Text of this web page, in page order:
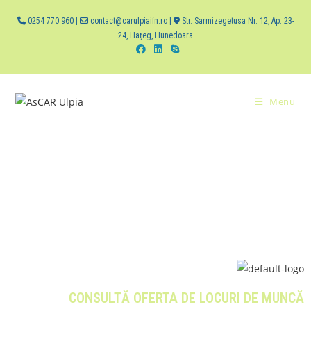
0254 770 960 | contact@carulpiaifn.ro |
Str. Sarmizegetusa Nr. 12, Ap. 23-
24, Hațeg, Hunedoara
Menu
CONSULTĂ OFERTA DE LOCURI DE MUNCĂ